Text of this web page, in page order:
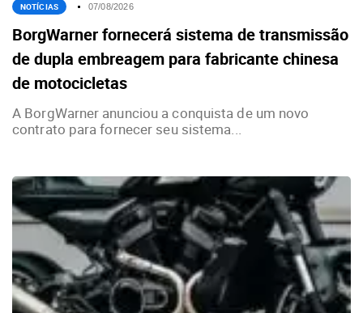
NOTÍCIAS 07/08/2026
BorgWarner fornecerá sistema de transmissão
de dupla embreagem para fabricante chinesa
de motocicletas
A BorgWarner anunciou a conquista de um novo
contrato para fornecer seu sistema...